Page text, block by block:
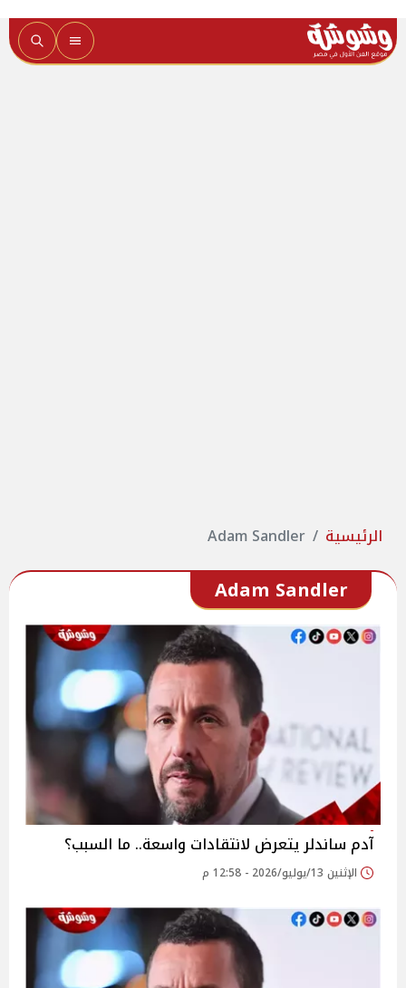
الرئيسية Adam Sandler
Adam Sandler
آدم ساندلر يتعرض لانتقادات واسعة.. ما السبب؟
الإثنين 13/يوليو/2026 - 12:58 م